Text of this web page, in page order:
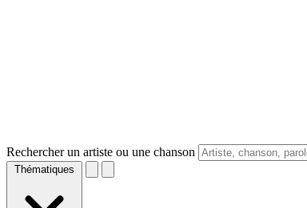
Rechercher un artiste ou une chanson
Thématiques